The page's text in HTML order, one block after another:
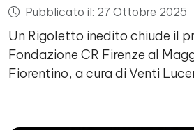
Pubblicato il: 27 Ottobre 2025
Un Rigoletto inedito chiude il
Fondazione CR Firenze al
Fiorentino, a cura di Venti